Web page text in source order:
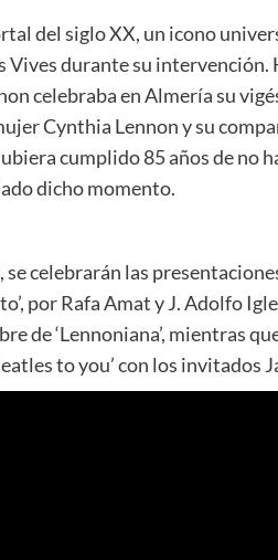
del siglo XX, un icono
Vives durante su intervención.
celebraba en Almería su
Cynthia Lennon y su
cumplido 85 años de no
dicho momento.
celebrarán las
por Rafa Amat y J. Adolfo
de ‘Lennoniana’, mientras
to you’ con los invitados